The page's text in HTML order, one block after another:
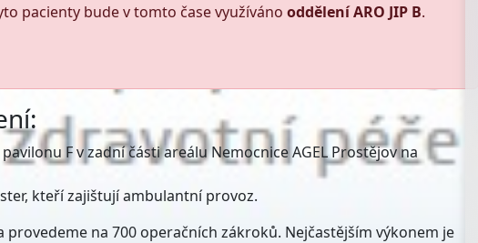
pacienty bude v tomto čase využíváno oddělení ARO JIP B.
F v zadní části areálu Nemocnice AGEL Prostějov na
kteří zajištují ambulantní provoz.
provedeme na 700 operačních zákroků. Nejčastějším výkonem je